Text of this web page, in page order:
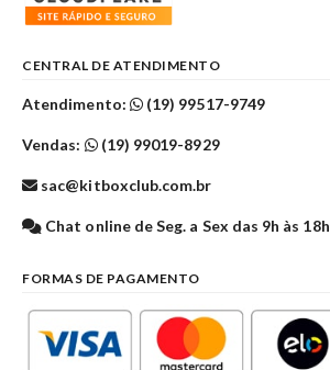
CENTRAL DE ATENDIMENTO
Atendimento: (19) 99517-9749
Vendas: (19) 99019-8929
sac@kitboxclub.com.br
Chat online de Seg. a Sex das 9h às 18h
FORMAS DE PAGAMENTO